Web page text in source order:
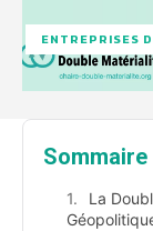
ENTREPRISES
Sommaire
La